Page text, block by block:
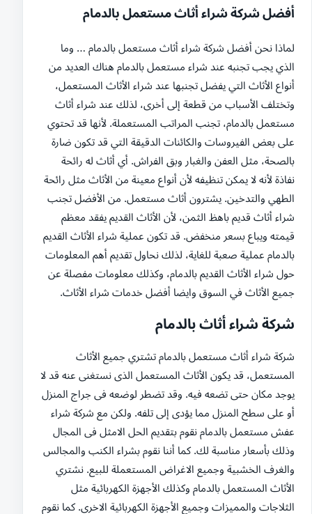
أفضل شركة شراء أثاث مستعمل بالدمام
لماذا نحن أفضل شركة شراء أثاث مستعمل بالدمام … وما
الذي يجب تجنبه عند شراء مستعمل بالدمام هناك العديد من
أنواع الأثاث التي يفضل تجنبها عند شراء الأثاث المستعمل،
وتختلف الأسباب من قطعة إلى أخرى، لذلك عند شراء أثاث
مستعمل بالدمام، تجنب المراتب المستعملة. لأنها قد تحتوي
على بعض الفيروسات والكائنات الدقيقة التي قد تكون ضارة
بالصحة، مثل العفن والغبار وبق الفراش. أي أثاث له رائحة
نفاذة لأنه لا يمكن تنظيفه لأن أنواع معينة من الأثاث مثل رائحة
الطهي والتدخين. يشترون أثاث مستعمل. من الأفضل تجنب
شراء أثاث قديم باهظ الثمن، لأن الأثاث القديم يفقد معظم
قيمته ويباع بسعر منخفض. قد تكون عملية شراء الأثاث القديم
بالدمام عملية صعبة للغاية، لذلك نحاول تقديم أهم المعلومات
حول شراء الأثاث القديم بالدمام، وكذلك معلومات مفصلة عن
جميع الأثاث في السوق وايضا أفضل خدمات شراء الأثاث.
شركة شراء أثاث بالدمام
شركة شراء أثاث مستعمل بالدمام تشتري جميع الأثاث
المستعمل، قد يكون الأثاث المستعمل الذى نستغنى عنه قد لا
يوجد مكان حتى تضعه فيه. وقد تضطر لوضعه فى جراج المنزل
أو على سطح المنزل مما يؤدى إلى تلفه. ولكن مع شركة شراء
عفش مستعمل بالدمام نقوم بتقديم الحل الامثل فى المجال
وذلك بأسعار مناسبة لك. كما أننا نقوم بشراء الكنب والمجالس
والغرف الخشبية وجميع الاغراض المستعملة للبيع. نشتري
الأثاث المستعمل بالدمام وكذلك الأجهزة الكهربائية مثل
الثلاجات والمميزات وجميع الأجهزة الكهربائية الاخرى. كما نقوم